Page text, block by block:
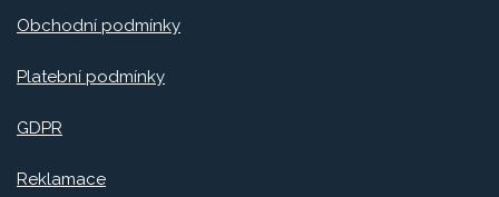
Obchodní podmínky
Platební podmínky
GDPR
Reklamace